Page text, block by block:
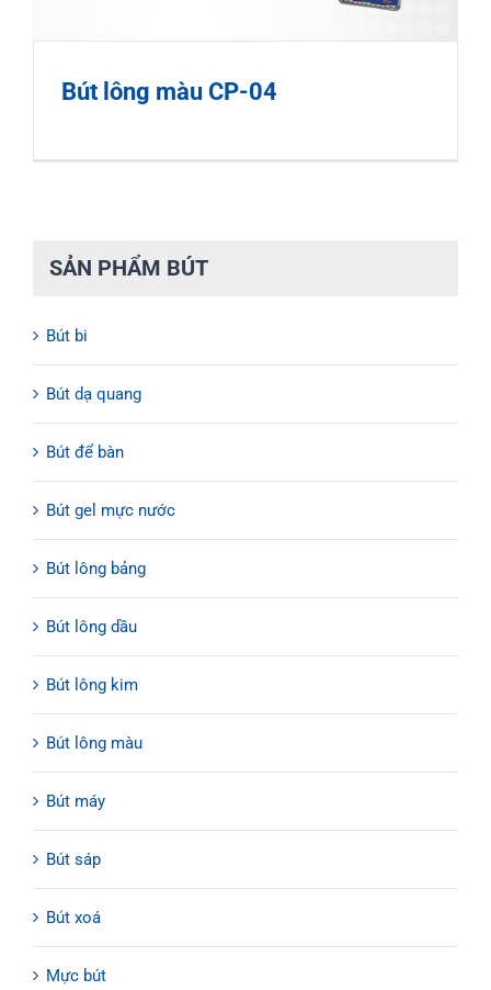
Bút lông màu CP-04
SẢN PHẨM BÚT
Bút bi
Bút dạ quang
Bút để bàn
Bút gel mực nước
Bút lông bảng
Bút lông dầu
Bút lông kim
Bút lông màu
Bút máy
Bút sáp
Bút xoá
Mực bút